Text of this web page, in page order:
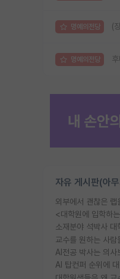
명예의전당 (
명예의전당
자유 게시판(아
외부에서 괜찮은 랩
<대학원에 입학하
소재분야 석박사 대
교수를 원하는 사
AI전공 박사는 의
AI 탑컨퍼 순위에